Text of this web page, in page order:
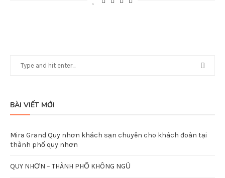
BÀI VIẾT MỚI
Mira Grand Quy nhơn khách sạn chuyên cho khách đoàn tại
thành phố quy nhơn
QUY NHƠN – THÀNH PHỐ KHÔNG NGỦ